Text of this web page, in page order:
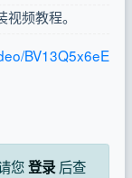
频教程。
BV13Q5x6eE
您登录 后查